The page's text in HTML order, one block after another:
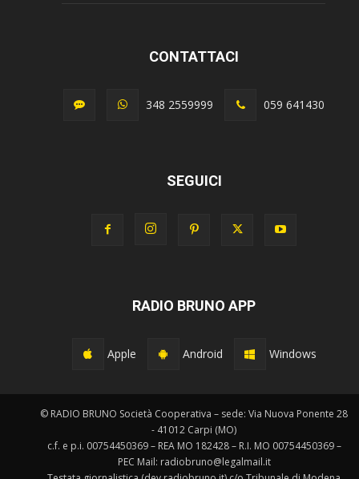
CONTATTACI
348 2559999 059 641430
SEGUICI
RADIO BRUNO APP
Apple Android Windows
© RADIO BRUNO Società Cooperativa – sede: Via Nuova Ponente 28
- 41012 Carpi (MO)
c.f. e p.i. 00754450369 – REA MO 182428 – R.I. MO 00754450369 –
PEC Mail: radiobruno@legalmail.it